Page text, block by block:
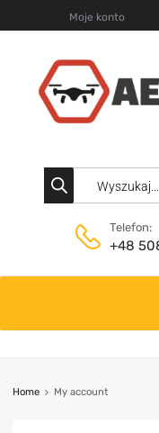
Moje konto
Telefon:
+48
Home My account